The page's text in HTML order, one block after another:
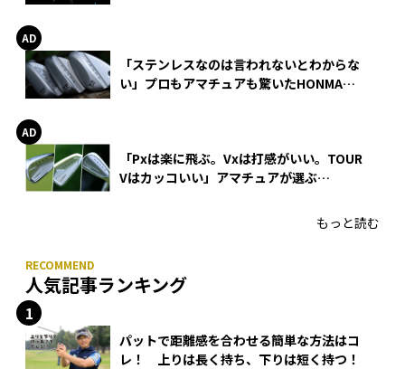
「ステンレスなのは言われないとわからな
い」プロもアマチュアも驚いたHONMA
「Pxは楽に飛ぶ。Vxは打感がいい。TOUR
Vはカッコいい」アマチュアが選ぶ
もっと読む
人気記事ランキング
パットで距離感を合わせる簡単な方法はコ
レ！ 上りは長く持ち、下りは短く持つ！